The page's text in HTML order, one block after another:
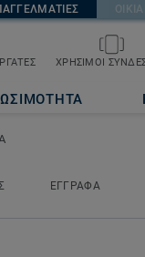
ΧΡΗΣΙΜΟΙ
ΕΓΓΡΑΦΑ